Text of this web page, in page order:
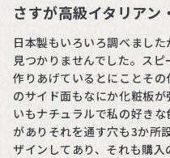
さすが高級イタリアン
日本製もいろいろ調べまし
見つかりませんでした。ス
作りあげているとにことそ
のサイド面もなにか化粧板
いもナチュラルで私の好き
がありそれを通す穴も3か所
ザインしてあり、それも購入